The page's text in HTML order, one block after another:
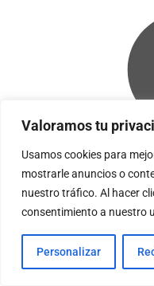
Valoramos tu
Usamos cookies para
mostrarle anuncios o
nuestro tráfico. Al hacer
consentimiento a nuestro
Personalizar